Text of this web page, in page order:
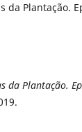
da Plantação.
da Plantação.